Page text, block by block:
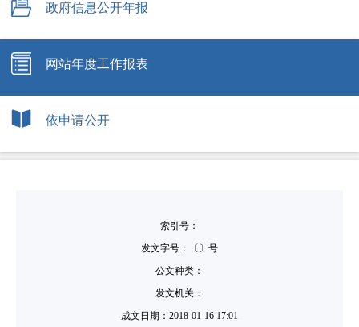
政府信息公开年报
网站年度工作报表
依申请公开
索引号：
发文字号：〔〕号
公文种类：
发文机关：
成文日期： 2018-01-16 17:01